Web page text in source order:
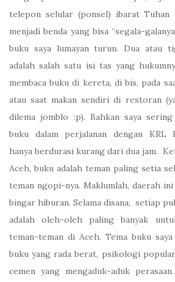
telepon selular (ponsel) ibarat Tuhan
menjadi benda yang bisa “segala-
buku saya lumayan turun.
Dua atau
adalah salah satu isi tas yang
membaca buku di kereta, di bis, pada
atau saat makan sendiri di restoran
dilema jomblo :p). Bahkan saya
buku dalam perjalanan dengan KRL
hanya berdurasi kurang dari dua jam.
Aceh, buku adalah teman paling setia
teman ngopi-nya. Maklumlah, daerah
bingar hiburan. Selama disana, setiap
adalah oleh-oleh paling banyak
teman-teman di Aceh. Tema buku
buku yang rada berat, psikologi
cemen yang mengaduk-aduk perasaan.